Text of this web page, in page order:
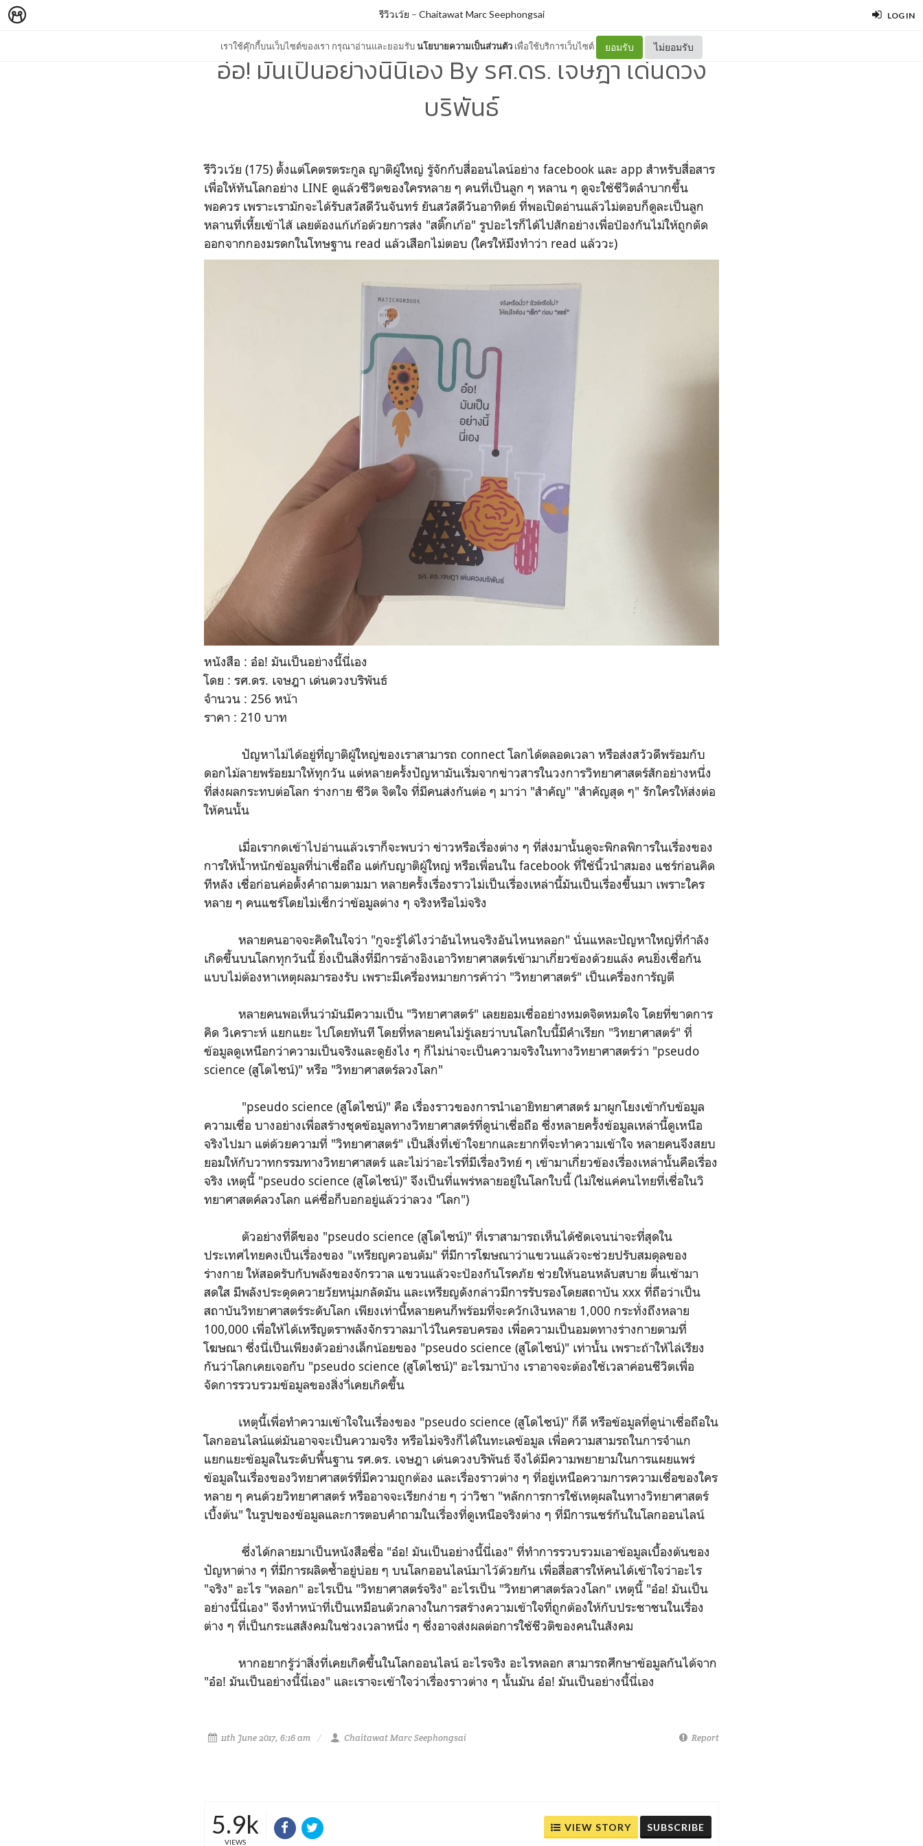
LOG IN
เราใช้คุ๊กกี้บนเว็บไซต์ของเรา กรุณาอ่านและยอมรับนโยบายความเป็นส่วนตัว เพื่อใช้บริการเว็บไซต์ ยอมรับ ไม่ยอมรับ
รีวิวเว้ย – Chaitawat Marc Seephongsai
อ๋อ! มันเป็นอย่างนี้นี่เอง By รศ.ดร. เจษฎา เด่นดวง
บริพันธ์
รีวิวเว้ย (175) ตั้งแต่โคตรตระกูล ญาติผู้ใหญ่ รู้จักกับสื่ออนไลน์อย่าง facebook และ app สำหรับสื่อสาร
เพื่อให้ทันโลกอย่าง LINE ดูแล้วชีวิตของใครหลาย ๆ คนที่เป็นลูก ๆ หลาน ๆ ดูจะใช้ชีวิตลำบากขึ้น
พอควร เพราะเรามักจะได้รับสวัสดีวันจันทร์ ยันสวัสดีวันอาทิตย์ ที่พอเปิดอ่านแล้วไม่ตอบก็ดูละเป็นลูก
หลานที่เหี้ยเข้าไส้ เลยต้องแก้เก้อด้วยการส่ง "สติ๊กเก้อ" รูปอะไรก็ได้ไปสักอย่างเพื่อป้องกันไม่ให้ถูกตัด
ออกจากกองมรดกในโทษฐาน read แล้วเสือกไม่ตอบ (ใครให้มึงทำว่า read แล้ววะ)
หนังสือ : อ๋อ! มันเป็นอย่างนี้นี่เอง
โดย : รศ.ดร. เจษฎา เด่นดวงบริพันธ์
จำนวน : 256 หน้า
ราคา : 210 บาท
ปัญหาไม่ได้อยู่ที่ญาติผู้ใหญ่ของเราสามารถ connect โลกได้ตลอดเวลา หรือส่งสวัวดีพร้อมกับ
ดอกไม้ลายพร้อยมาให้ทุกวัน แต่หลายครั้งปัญหามันเริ่มจากข่าวสารในวงการวิทยาศาสตร์สักอย่างหนึ่ง
ที่ส่งผลกระทบต่อโลก ร่างกาย ชีวิต จิตใจ ที่มีคนส่งกันต่อ ๆ มาว่า "สำคัญ" "สำคัญสุด ๆ" รักใครให้ส่งต่อ
ให้คนนั้น
เมื่อเรากดเข้าไปอ่านแล้วเราก็จะพบว่า ข่าวหรือเรื่องต่าง ๆ ที่ส่งมานั้นดูจะพิกลพิการในเรื่องของ
การให้น้ำหนักข้อมูลที่น่าเชื่อถือ แต่กับญาติผู้ใหญ่ หรือเพื่อนใน facebook ที่ใช้นิ้วนำสมอง แชร์ก่อนคิด
ทีหลัง เชื่อก่อนค่อตั้งคำถามตามมา หลายครั้งเรื่องราวไม่เป็นเรื่องเหล่านี้มันเป็นเรื่องขึ้นมา เพราะใคร
หลาย ๆ คนแชร์โดยไม่เช็กว่าข้อมูลต่าง ๆ จริงหรือไม่จริง
หลายคนอาจจะคิดในใจว่า "กูจะรู้ได้ไงว่าอันไหนจริงอันไหนหลอก" นั่นแหละปัญหาใหญ่ที่กำลัง
เกิดขึ้นบนโลกทุกวันนี้ ยิ่งเป็นสิ่งที่มีการอ้างอิงเอาวิทยาศาสตร์เข้ามาเกี่ยวข้องด้วยแล้ง คนยิ่งเชื่อกัน
แบบไม่ต้องหาเหตุผลมารองรับ เพราะมีเครื่องหมายการค้าว่า "วิทยาศาสตร์" เป็นเครื่องการัญตี
หลายคนพอเห็นว่ามันมีความเป็น "วิทยาศาสตร์" เลยยอมเชื่ออย่างหมดจิตหมดใจ โดยที่ขาดการ
คิด วิเคราะห์ แยกแยะ ไปโดยทันที โดยที่หลายคนไม่รู้เลยว่าบนโลกใบนี้มีคำเรียก "วิทยาศาสตร์" ที่
ข้อมูลดูเหนือกว่าความเป็นจริงและดูยังไง ๆ ก็ไม่น่าจะเป็นความจริงในทางวิทยาศาสตร์ว่า "pseudo
science (สูโดไซน์)" หรือ "วิทยาศาสตร์ลวงโลก"
"pseudo science (สูโดไซน์)" คือ เรื่องราวของการนำเอายิทยาศาสตร์ มาผูกโยงเข้ากับข้อมูล
ความเชื่อ บางอย่างเพื่อสร้างชุดข้อมูลทางวิทยาศาสตร์ที่ดูน่าเชื่อถือ ซึ่งหลายครั้งข้อมูลเหล่านี้ดูเหนือ
จริงไปมา แต่ด้วยความที่ "วิทยาศาสตร์" เป็นสิ่งที่เข้าใจยากและยากที่จะทำความเข้าใจ หลายคนจึงสยบ
ยอมให้กับวาทกรรมทางวิทยาศาสตร์ และไม่ว่าอะไรที่มีเรื่องวิทย์ ๆ เข้ามาเกี่ยวข้องเรื่องเหล่านั้นคือเรื่อง
จริง เหตุนี้ "pseudo science (สูโดไซน์)" จึงเป็นที่แพร่หลายอยู่ในโลกใบนี้ (ไม่ใช่แค่คนไทยที่เชื่อในวิ
ทยาศาสตค์ลวงโลก แค่ชื่อก็บอกอยู่แล้วว่าลวง "โลก")
ตัวอย่างที่ดีของ "pseudo science (สูโดไซน์)" ที่เราสามารถเห็นได้ชัดเจนน่าจะที่สุดใน
ประเทศไทยคงเป็นเรื่องของ "เหรียญควอนตัม" ที่มีการโฆษณาว่าแขวนแล้วจะช่วยปรับสมดุลของ
ร่างกาย ให้สอดรับกับพลังของจักรวาล แขวนแล้วจะป้องกันโรคภัย ช่วยให้นอนหลับสบาย ตื่นเช้ามา
สดใส มีพลังประดุดควายวัยหนุ่มกลัดมัน และเหรียญดังกล่าวมีการรับรองโดยสถาบัน xxx ที่ถือว่าเป็น
สถาบันวิทยาศาสตร์ระดับโลก เพียงเท่านี้หลายคนก็พร้อมที่จะควักเงินหลาย 1,000 กระทั่งถึงหลาย
100,000 เพื่อให้ได้เหรีญตราพลังจักรวาลมาไว้ในครอบครอง เพื่อความเป็นอมตทางร่างกายตามที่
โฆษณา ซึ่งนี่เป็นเพียงตัวอย่างเล็กน้อยของ "pseudo science (สูโดไซน์)" เท่านั้น เพราะถ้าให้ไล่เรียง
กันว่าโลกเคยเจอกับ "pseudo science (สูโดไซน์)" อะไรมาบ้าง เราอาจจะต้องใช้เวลาค่อนชีวิตเพื่อ
จัดการรวบรวมข้อมูลของสิ่งาี่เคยเกิดขึ้น
เหตุนี้เพื่อทำความเข้าใจในเรื่องของ "pseudo science (สูโดไซน์)" ก็ดี หรือข้อมูลที่ดูน่าเชื่อถือใน
โลกออนไลน์แต่มันอาจจะเป็นความจริง หรือไม่จริงก็ได้ในทะเลข้อมูล เพื่อความสามรถในการจำแก
แยกแยะข้อมูลในระดับพื้นฐาน รศ.ดร. เจษฎา เด่นดวงบริพันธ์ จึงได้มีความพยายามในการแผยแพร่
ข้อมูลในเรื่องของวิทยาศาสตร์ที่มีความถูกต้อง และเรื่องราวต่าง ๆ ที่อยู่เหนือความการความเชื่อของใคร
หลาย ๆ คนด้วยวิทยาศาสตร์ หรืออาจจะเรียกง่าย ๆ ว่าวิชา "หลักการการใช้เหตุผลในทางวิทยาศาสตร์
เบื้งต้น" ในรูปของข้อมูลและการตอบคำถามในเรื่องที่ดูเหนือจริงต่าง ๆ ที่มีการแชร์กันในโลกออนไลน์
ซึ่งได้กลายมาเป็นหนังสือชื่อ "อ๋อ! มันเป็นอย่างนี้นี่เอง" ที่ทำการรวบรวมเอาข้อมูลเบื้องต้นของ
ปัญหาต่าง ๆ ที่มีการผลิตซ้ำอยู่บ่อย ๆ บนโลกออนไลน์มาไว้ด้วยกัน เพื่อสื่อสารให้คนได้เข้าใจว่าอะไร
"จริง" อะไร "หลอก" อะไรเป็น "วิทยาศาสตร์จริง" อะไรเป็น "วิทยาศาสตร์ลวงโลก" เหตุนี้ "อ๋อ! มันเป็น
อย่างนี้นี่เอง" จึงทำหน้าที่เป็นเหมือนตัวกลางในการสร้างความเข้าใจที่ถูกต้องให้กับประชาชนในเรื่อง
ต่าง ๆ ที่เป็นกระแสสังคมในช่วงเวลาหนึ่ง ๆ ซึ่งอาจส่งผลต่อการใช้ชีวติของคนในสังคม
หากอยากรู้ว่าสิ่งที่เคยเกิดขึ้นในโลกออนไลน์ อะไรจริง อะไรหลอก สามารถศึกษาข้อมูลกันได้จาก
"อ๋อ! มันเป็นอย่างนี้นี่เอง" และเราจะเข้าใจว่าเรื่องราวต่าง ๆ นั้นมัน อ๋อ! มันเป็นอย่างนี้นี่เอง
11th June 2017, 6:16 am Chaitawat Marc Seephongsai Report
5.9k
VIEWS
VIEW STORY SUBSCRIBE